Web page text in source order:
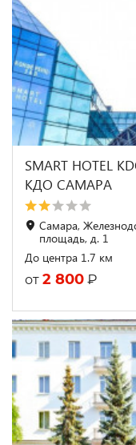
SMART HOTEL
КДО САМАРА
Самара,
площадь, д. 1
До центра 1.7 км
от 2 800 ₽